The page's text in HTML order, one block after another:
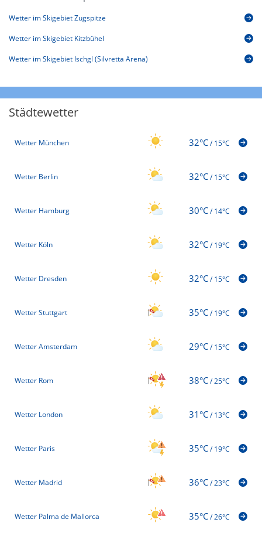
Wetter im Skigebiet Zugspitze
Wetter im Skigebiet Kitzbühel
Wetter im Skigebiet Ischgl (Silvretta Arena)
Städtewetter
Wetter München 32°C/15°C
Wetter Berlin 32°C/15°C
Wetter Hamburg 30°C/14°C
Wetter Köln 32°C/19°C
Wetter Dresden 32°C/15°C
Wetter Stuttgart 35°C/19°C
Wetter Amsterdam 29°C/15°C
Wetter Rom 38°C/25°C
Wetter London 31°C/13°C
Wetter Paris 35°C/19°C
Wetter Madrid 36°C/23°C
Wetter Palma de Mallorca 35°C/26°C